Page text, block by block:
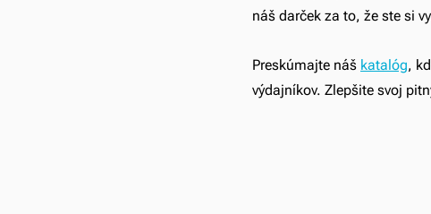
náš darček za to, že ste si
Preskúmajte náš katalóg,
výdajníkov. Zlepšite svoj